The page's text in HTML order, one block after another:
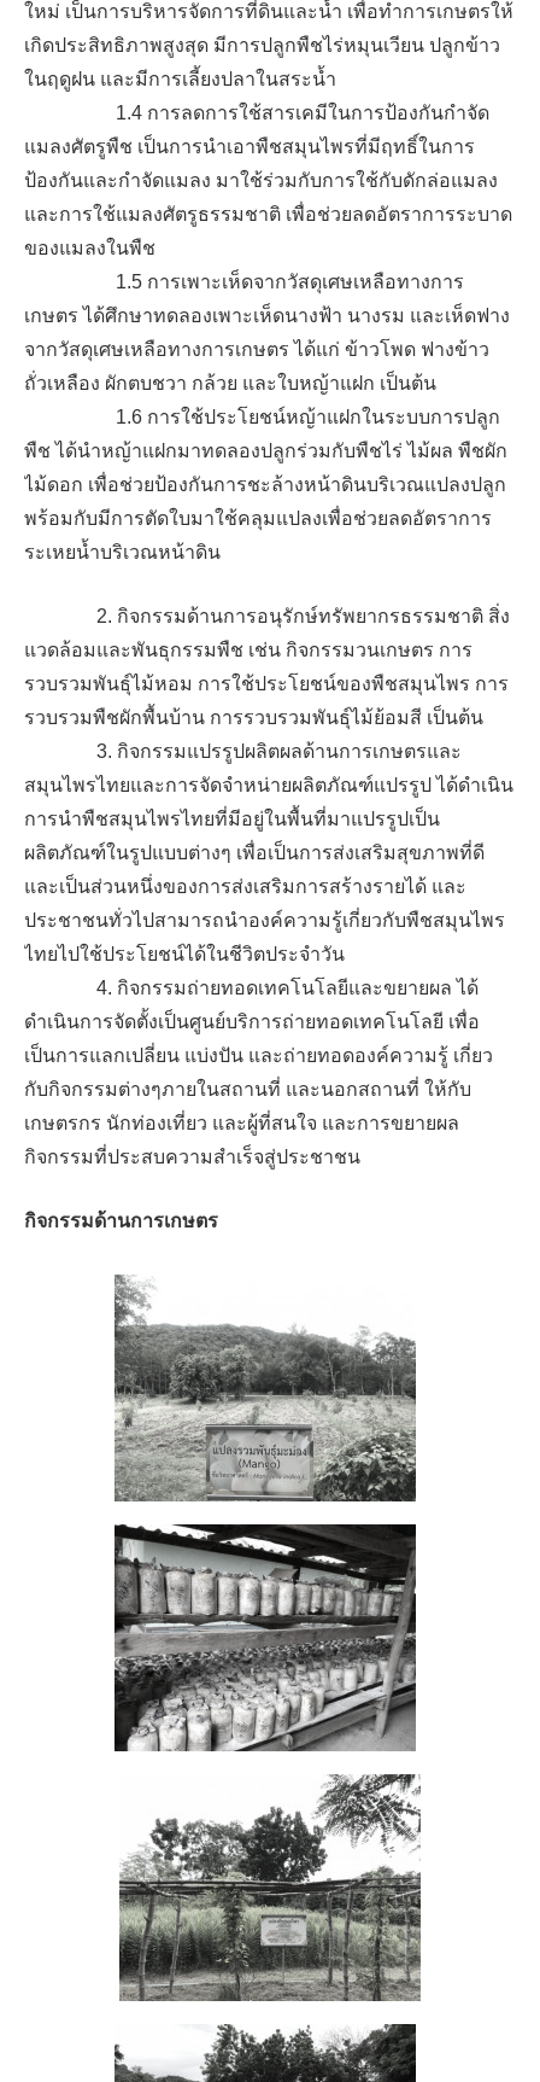
ใหม่ เป็นการบริหารจัดการที่ดินและน้ำ เพื่อทำการเกษตรให้
เกิดประสิทธิภาพสูงสุด มีการปลูกพืชไร่หมุนเวียน ปลูกข้าว
ในฤดูฝน และมีการเลี้ยงปลาในสระน้ำ
1.4 การลดการใช้สารเคมีในการป้องกันกำจัด
แมลงศัตรูพืช เป็นการนำเอาพืชสมุนไพรที่มีฤทธิ์ในการ
ป้องกันและกำจัดแมลง มาใช้ร่วมกับการใช้กับดักล่อแมลง
และการใช้แมลงศัตรูธรรมชาติ เพื่อช่วยลดอัตราการระบาด
ของแมลงในพืช
1.5 การเพาะเห็ดจากวัสดุเศษเหลือทางการ
เกษตร ได้ศึกษาทดลองเพาะเห็ดนางฟ้า นางรม และเห็ดฟาง
จากวัสดุเศษเหลือทางการเกษตร ได้แก่ ข้าวโพด ฟางข้าว
ถั่วเหลือง ผักตบชวา กล้วย และใบหญ้าแฝก เป็นต้น
1.6 การใช้ประโยชน์หญ้าแฝกในระบบการปลูก
พืช ได้นำหญ้าแฝกมาทดลองปลูกร่วมกับพืชไร่ ไม้ผล พืชผัก
ไม้ดอก เพื่อช่วยป้องกันการชะล้างหน้าดินบริเวณแปลงปลูก
พร้อมกับมีการตัดใบมาใช้คลุมแปลงเพื่อช่วยลดอัตราการ
ระเหยน้ำบริเวณหน้าดิน
2. กิจกรรมด้านการอนุรักษ์ทรัพยากรธรรมชาติ สิ่ง
แวดล้อมและพันธุกรรมพืช เช่น กิจกรรมวนเกษตร การ
รวบรวมพันธุ์ไม้หอม การใช้ประโยชน์ของพืชสมุนไพร การ
รวบรวมพืชผักพื้นบ้าน การรวบรวมพันธุ์ไม้ย้อมสี เป็นต้น
3. กิจกรรมแปรรูปผลิตผลด้านการเกษตรและ
สมุนไพรไทยและการจัดจำหน่ายผลิตภัณฑ์แปรรูป ได้ดำเนิน
การนำพืชสมุนไพรไทยที่มีอยู่ในพื้นที่มาแปรรูปเป็น
ผลิตภัณฑ์ในรูปแบบต่างๆ เพื่อเป็นการส่งเสริมสุขภาพที่ดี
และเป็นส่วนหนึ่งของการส่งเสริมการสร้างรายได้ และ
ประชาชนทั่วไปสามารถนำองค์ความรู้เกี่ยวกับพืชสมุนไพร
ไทยไปใช้ประโยชน์ได้ในชีวิตประจำวัน
4. กิจกรรมถ่ายทอดเทคโนโลยีและขยายผล ได้
ดำเนินการจัดตั้งเป็นศูนย์บริการถ่ายทอดเทคโนโลยี เพื่อ
เป็นการแลกเปลี่ยน แบ่งปัน และถ่ายทอดองค์ความรู้ เกี่ยว
กับกิจกรรมต่างๆภายในสถานที่ และนอกสถานที่ ให้กับ
เกษตรกร นักท่องเที่ยว และผู้ที่สนใจ และการขยายผล
กิจกรรมที่ประสบความสำเร็จสู่ประชาชน
กิจกรรมด้านการเกษตร